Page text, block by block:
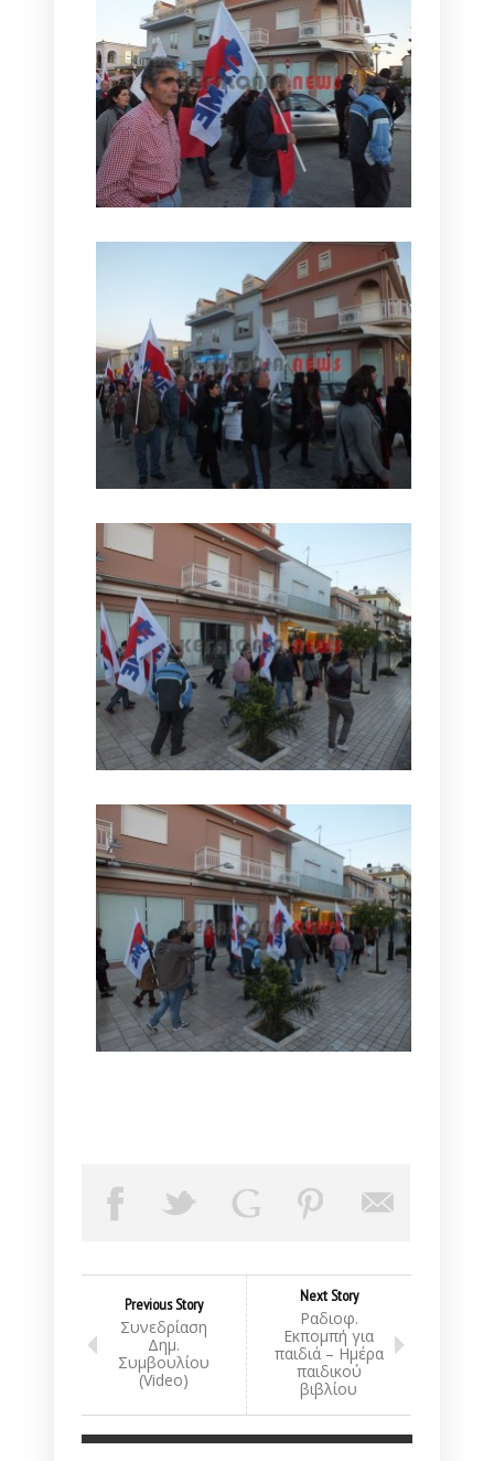
Previous Story
Συνεδρίαση
Δημ.
Συμβουλίου
(Video)
Next Story
Ραδιοφ.
Εκπομπή για
παιδιά – Ημέρα
παιδικού
βιβλίου